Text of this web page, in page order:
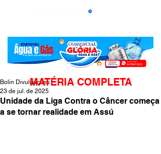
Unidade da Liga Contra o Câncer começa
a se tornar realidade em Assú
Bolin Divulgações
23 de jul. de 2025
MATÉRIA COMPLETA